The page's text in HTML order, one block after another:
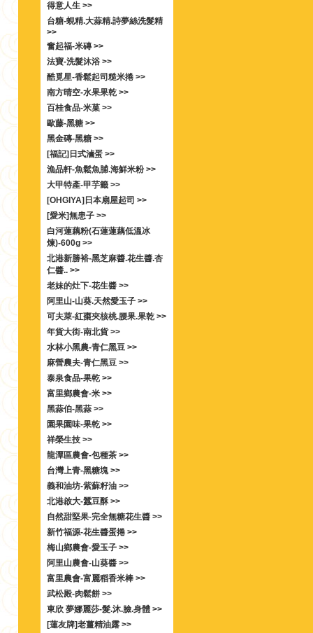
得意人生 >>
台糖-蜆精.大蒜精.詩夢絲洗髮精
>>
奮起福-米磚 >>
法寶-洗髮沐浴 >>
酷覓星-香鬆起司糙米捲 >>
南方晴空-水果果乾 >>
百桂食品-米菓 >>
歐藤-黑糖 >>
黑金磚-黑糖 >>
[福記]日式滷蛋 >>
漁品軒-魚鬆魚脯.海鮮米粉 >>
大甲特產-甲芋籤 >>
[OHGIYA]日本扇屋起司 >>
[愛米]無患子 >>
白河蓮藕粉(石蓮蓮藕低溫冰
煉)-600g >>
北港新勝裕-黑芝麻醬.花生醬.杏
仁醬.. >>
老妹的灶下-花生醬 >>
阿里山-山葵.天然愛玉子 >>
可夫萊-紅棗夾核桃.腰果.果乾 >>
年貨大街-南北貨 >>
水林小黑農-青仁黑豆 >>
麻營農夫-青仁黑豆 >>
泰泉食品-果乾 >>
富里鄉農會-米 >>
黑蒜伯-黑蒜 >>
園果園味-果乾 >>
祥榮生技 >>
龍潭區農會-包種茶 >>
台灣上青-黑糖塊 >>
義和油坊-紫蘇籽油 >>
北港啟大-蠶豆酥 >>
自然甜堅果-完全無糖花生醬 >>
新竹福源-花生醬蛋捲 >>
梅山鄉農會-愛玉子 >>
阿里山農會-山葵醬 >>
富里農會-富麗稻香米棒 >>
武松殿-肉鬆餅 >>
東欣 夢娜麗莎-髮.沐.臉.身體 >>
[蓮友牌]老薑精油露 >>